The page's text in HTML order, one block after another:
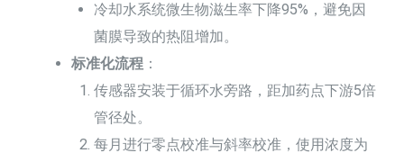
冷却水系统微生物滋生率下降95%，避免因
菌膜导致的热阻增加。
标准化流程 ：
传感器安装于循环水旁路，距加药点下游5倍
管径处。
每月进行零点校准与斜率校准，使用浓度为